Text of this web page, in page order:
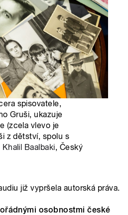
spisovatele,
Gruši, ukazuje
(zcela vlevo je
z dětství, spolu s
Khalil Baalbaki, Český
již vypršela autorská práva.
osobnostmi české